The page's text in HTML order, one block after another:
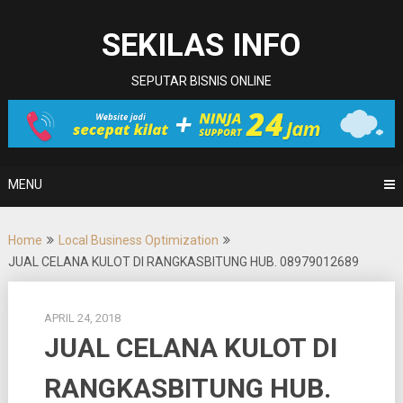
SEKILAS INFO
SEPUTAR BISNIS ONLINE
MENU
Home
Local Business Optimization
JUAL CELANA KULOT DI RANGKASBITUNG HUB. 08979012689
APRIL 24, 2018
JUAL CELANA KULOT DI
RANGKASBITUNG HUB.